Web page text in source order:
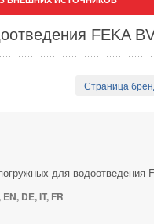
FEKA
Страница
для водоотведения
EN, DE, IT, FR